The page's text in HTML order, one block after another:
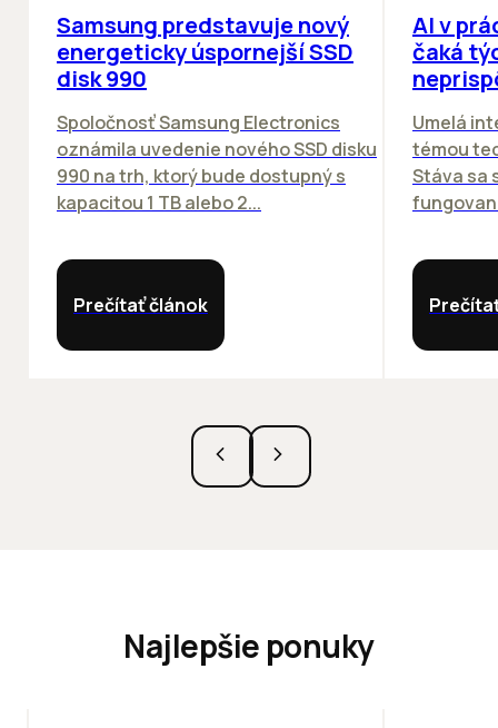
Samsung predstavuje nový
energeticky úspornejší SSD
disk 990
Spoločnosť Samsung Electronics
oznámila uvedenie nového SSD disku
990 na trh, ktorý bude dostupný s
kapacitou 1 TB alebo 2...
Prečítať článok
AI v
čaká
Umelá
témou
Stáva sa
Najlepšie ponuky